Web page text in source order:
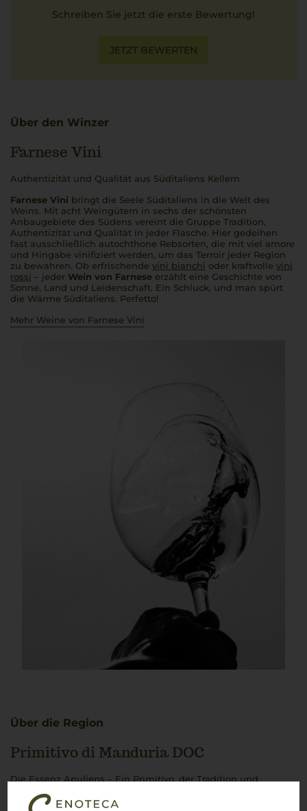
Schreiben Sie jetzt die erste Bewertung!
JETZT BEWERTEN
Über den Winzer
Farnese Vini
Authentizität und Qualität aus Süditaliens Kellern
Farnese Vini bringt die Seele Süditaliens in die Welt des
Weins. Mit acht Weingütern in sechs der schönsten
Anbaugebiete des Südens vereint die Gruppe Tradition,
Authentizität und Qualität in jeder Flasche. Hier gedeihen
fast ausschließlich autochthone Rebsorten, die mit viel amore
und Hingabe vinifiziert werden, um das Terroir jeder Region
zu bewahren. Ob erfrischende vini bianchi oder kraftvolle vini
rossi – jeder Wein von Farnese erzählt eine Geschichte von
Sonne, Land und Leidenschaft. Ein Schluck, und man spürt
die Wärme Süditaliens. Perfetto!
Mehr Weine von Farnese Vini
Über die Region
Primitivo di Manduria DOC
Die Essenz Apuliens – Ein Primitivo, der Tradition und